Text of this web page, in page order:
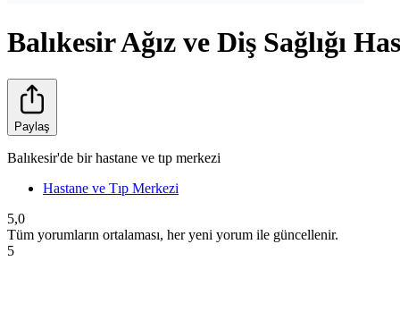
Balıkesir Ağız ve Diş Sağlığı
Paylaş
Balıkesir'de bir hastane ve tıp merkezi
Hastane ve Tıp Merkezi
5,0
Tüm yorumların ortalaması, her yeni yorum ile güncellenir.
5